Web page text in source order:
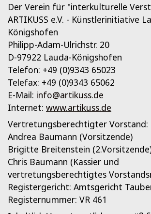
Der Verein für "interkulturelle
ARTIKUSS e.V. - Künstlerinitiative
Königshofen
Philipp-Adam-Ulrichstr. 20
D-97922 Lauda-Königshofen
Telefon: +49 (0)9343 65023
Telefax: +49 (0)9343 65062
E-Mail: info@artikuss.de
Internet: www.artikuss.de
Vertretungsberechtigter Vorstand:
Andrea Baumann (Vorsitzende)
Brigitte Breitenstein
Chris Baumann (Kassier und
vertretungsberechtigtes
Registergericht: Amtsgericht
Registernummer: VR 461